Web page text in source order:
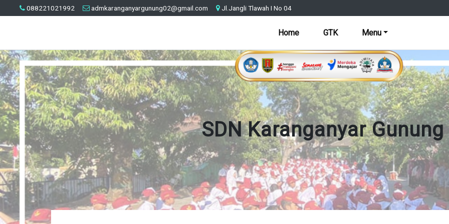
088221021992 admkaranganyargunung02@gmail.com Jl.Jangli Tlawah I No 04
Home GTK Menu
SDN Karanganyar Gunung